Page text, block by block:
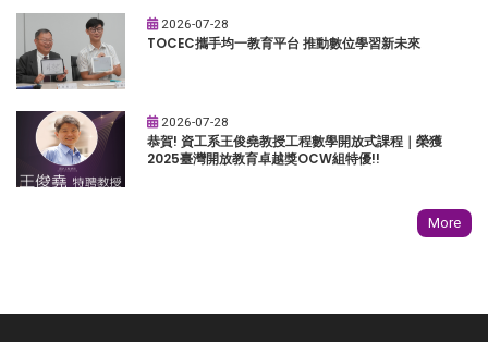
2026-07-28
TOCEC攜手均一教育平台 推動數位學習新未來
2026-07-28
恭賀! 資工系王俊堯教授工程數學開放式課程｜榮獲
2025臺灣開放教育卓越獎OCW組特優!!
More